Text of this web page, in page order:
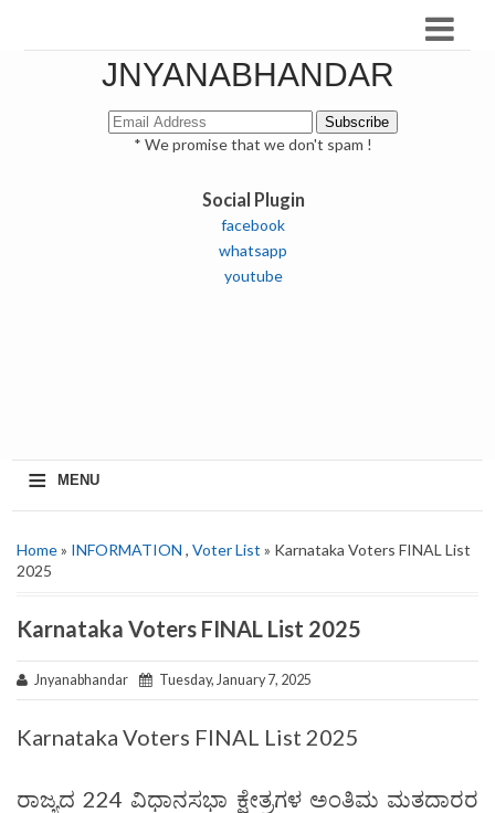
JNYANABHANDAR
* We promise that we don't spam !
Social Plugin
facebook
whatsapp
youtube
≡ MENU
Home» INFORMATION , Voter List » Karnataka Voters FINAL List
2025
Karnataka Voters FINAL List 2025
Jnyanabhandar Tuesday, January 7, 2025
Karnataka Voters FINAL List 2025
ರಾಜ್ಯದ 224 ವಿಧಾನಸಭಾ ಕ್ಷೇತ್ರಗಳ ಅಂತಿಮ ಮತದಾರರ